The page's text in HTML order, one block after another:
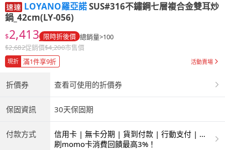
LOYANO羅亞諾SUS#316不鏽鋼七層複合金雙耳炒
鍋_42cm(LY-056)
$2,413 限時折後價 總銷量>100
$2,682促銷價$4,200市售價
現折 滿1件享9折 活動賣場
折價券 查看可使用的折價券
保固資訊 30天保固期
付款方式
信用卡 | 無卡分期 | 貨到付款 | 行動支付 | 超
商付款 | ATM | 銀聯卡
刷momo卡消費回饋最高3%！